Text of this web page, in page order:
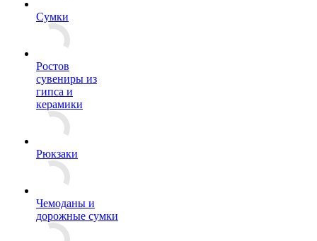
Сумки
Ростов
сувениры из
гипса и
керамики
Рюкзаки
Чемоданы и
дорожные сумки